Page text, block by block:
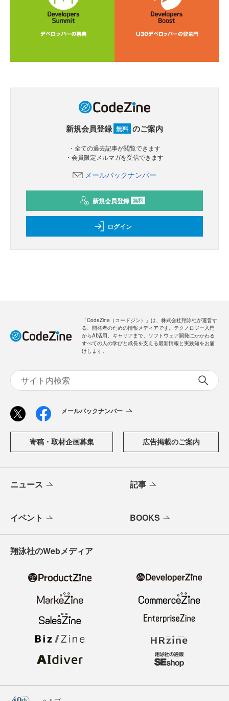
新規会員登録 無料 のご案内
・全ての過去記事が閲覧できます
・会員限定メルマガを受信できます
メールバックナンバー
新規会員登録 無料
ログイン
「CodeZine（コードジン）」は、株式会社翔泳社が運営す
る、開発者のための情報メディアです。テクノロジー入門
からAI活用、キャリアまで、ソフトウェア開発にかかわる
すべての人の学びと成長を支える最新情報と実践知をお届
けします。
メールバックナンバー
寄稿・取材企画募集 広告掲載のご案内
ニュース 記事
イベント BOOKS
翔泳社のWebメディア